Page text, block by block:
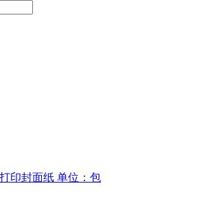
印封面纸 单位：包